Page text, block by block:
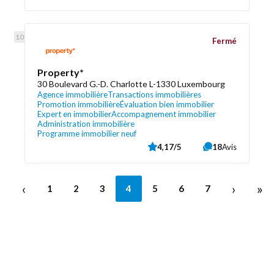
Property*
30 Boulevard G.-D. Charlotte L-1330 Luxembourg
Agence immobilièreTransactions immobilières
Promotion immobilièreÉvaluation bien immobilier
Expert en immobilierAccompagnement immobilier
Administration immobilière
Programme immobilier neuf
Fermé
4,17/5 18Avis
‹ 1 2 3 4 5 6 7 › »